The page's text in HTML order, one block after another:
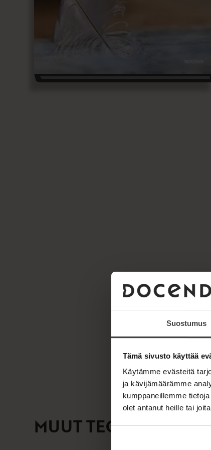
Suostumus
Tämä sivusto käyttää
Käytämme evästeitä
ja kävijämäärämme
kumppaneillemme
olet antanut heille tai
MUUT TEOKSET